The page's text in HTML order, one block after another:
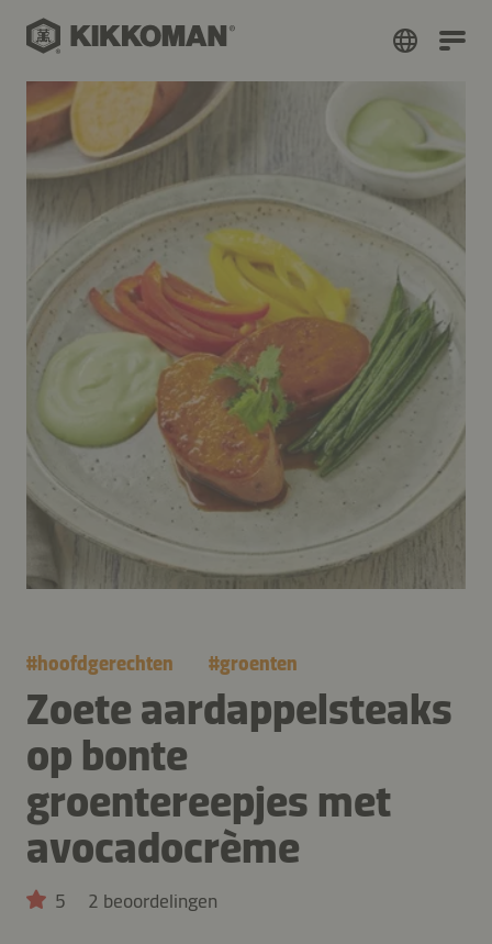
#hoofdgerechten #groenten
Zoete aardappelsteaks
op bonte
groentereepjes met
avocadocrème
5 2 beoordelingen